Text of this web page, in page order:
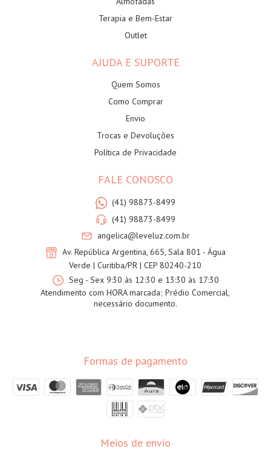
Terapia e Bem-Estar
Outlet
AJUDA E SUPORTE
Quem Somos
Como Comprar
Envio
Trocas e Devoluções
Política de Privacidade
FALE CONOSCO
(41) 98873-8499
(41) 98873-8499
angelica@leveluz.com.br
Av. República Argentina, 665, Sala 801 - Água
Verde | Curitiba/PR | CEP 80240-210
Seg - Sex 9:30 às 12:30 e 13:30 às 17:30
Atendimento com HORA marcada; Prédio Comercial,
necessário documento.
Formas de pagamento
Meios de envio